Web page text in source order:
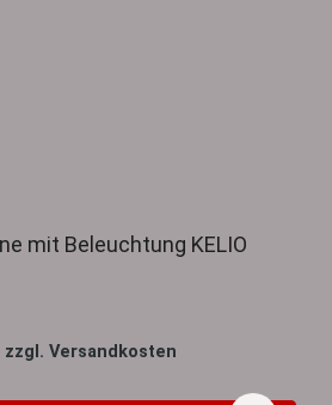
mit Beleuchtung KELIO
Versandkosten